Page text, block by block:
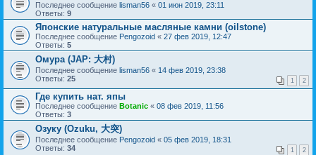
Последнее сообщение lisman56 « 01 июн 2019, 23:11
Ответы: 9
Японские натуральные масляные камни (oilstone)
Последнее сообщение Pengozoid « 27 фев 2019, 12:47
Ответы: 5
Омура (JAP: 大村)
Последнее сообщение lisman56 « 14 фев 2019, 23:38
Ответы: 25 1 2
Где купить нат. япы
Последнее сообщение Botanic « 08 фев 2019, 11:56
Ответы: 3
Озуку (Ozuku, 大突)
Последнее сообщение Pengozoid « 05 фев 2019, 18:31
Ответы: 34 1 2